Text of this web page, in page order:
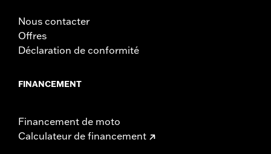
Nous contacter
Offres
Déclaration de conformité
FINANCEMENT
Financement de moto
Calculateur de financement